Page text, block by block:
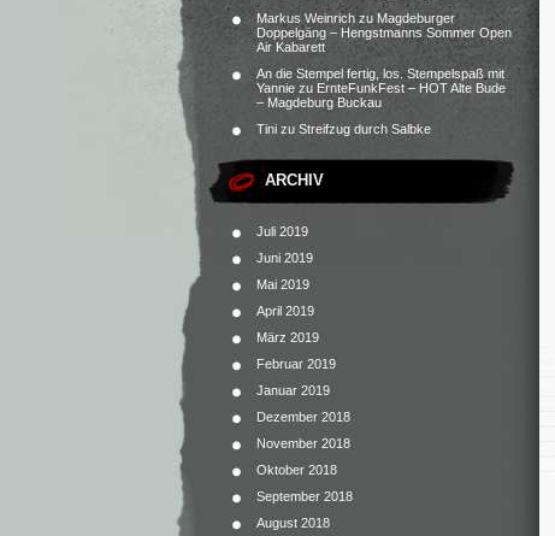
Markus Weinrich zu Magdeburger
Doppelgäng – Hengstmanns Sommer Open
Air Kabarett
An die Stempel fertig, los. Stempelspaß mit
Yannie zu ErnteFunkFest – HOT Alte Bude
– Magdeburg Buckau
Tini zu Streifzug durch Salbke
ARCHIV
Juli 2019
Juni 2019
Mai 2019
April 2019
März 2019
Februar 2019
Januar 2019
Dezember 2018
November 2018
Oktober 2018
September 2018
August 2018